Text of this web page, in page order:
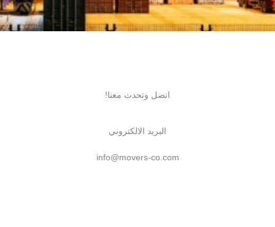
اتصل وتحدث معنا!
البريد الالكتروني
info@movers-co.com